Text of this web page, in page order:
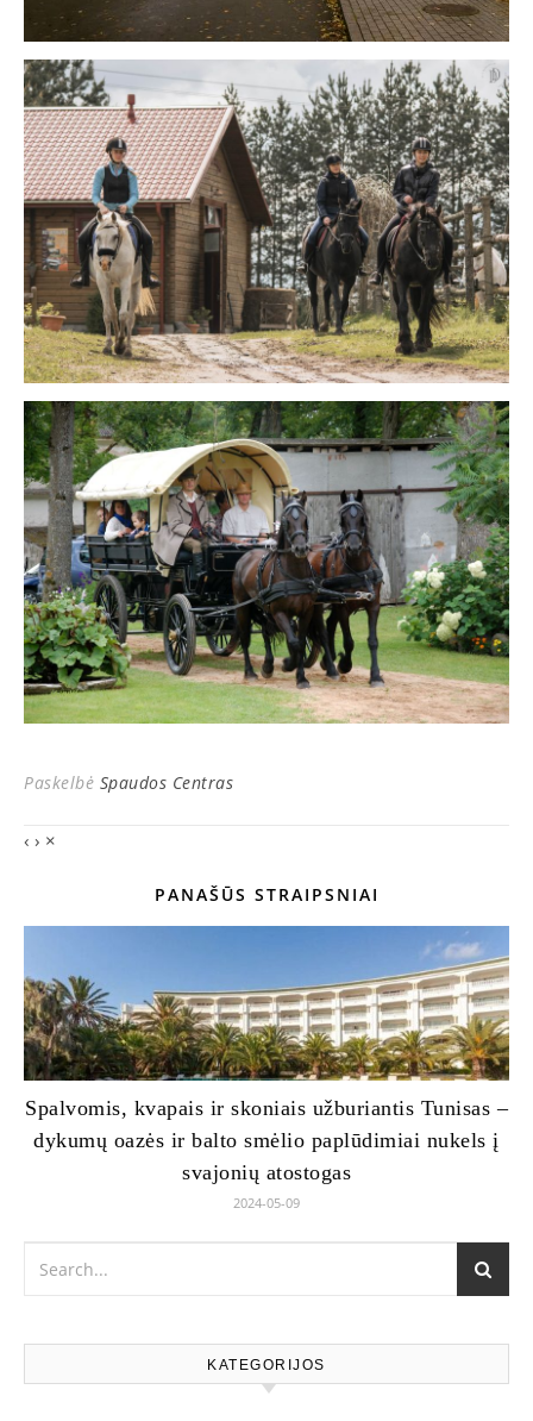
Paskelbė Spaudos Centras
‹ › ×
PANAŠŪS STRAIPSNIAI
Spalvomis, kvapais ir skoniais užburiantis Tunisas –
dykumų oazės ir balto smėlio paplūdimiai nukels į
svajonių atostogas
2024-05-09
KATEGORIJOS